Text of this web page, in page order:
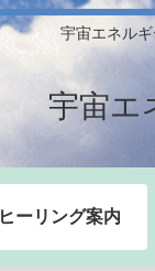
宇宙エネル
宇宙エ
ヒーリング案内